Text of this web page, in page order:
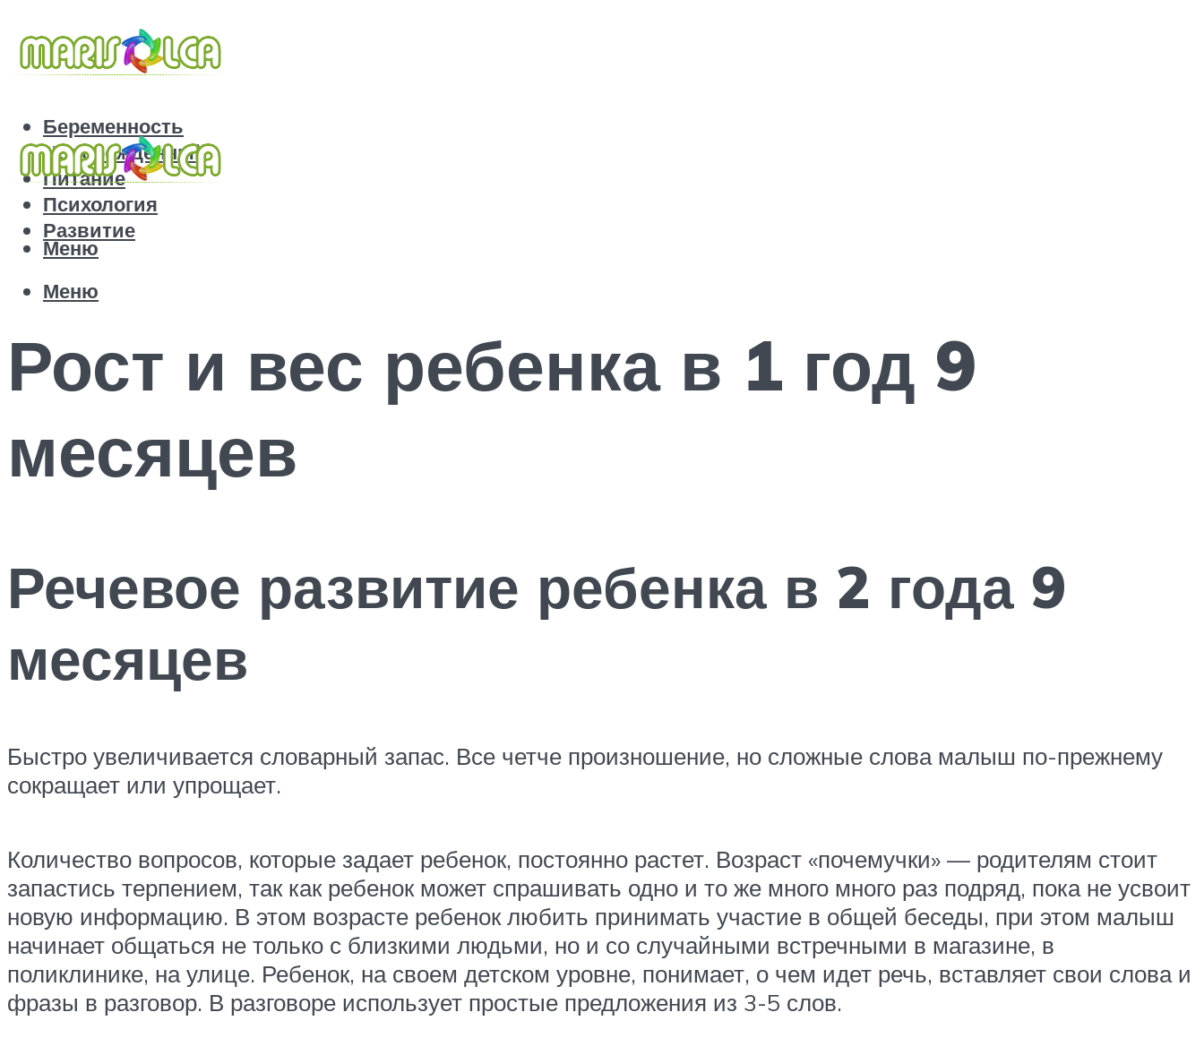
Беременность
Новорожденный
Питание
Психология
Развитие
Меню
Меню
Рост и вес ребенка в 1 год 9
месяцев
Речевое развитие ребенка в 2 года 9
месяцев
Быстро увеличивается словарный запас. Все четче произношение, но сложные слова малыш по-прежнему
сокращает или упрощает.
Количество вопросов, которые задает ребенок, постоянно растет. Возраст «почемучки» — родителям стоит
запастись терпением, так как ребенок может спрашивать одно и то же много много раз подряд, пока не усвоит
новую информацию. В этом возрасте ребенок любить принимать участие в общей беседы, при этом малыш
начинает общаться не только с близкими людьми, но и со случайными встречными в магазине, в
поликлинике, на улице. Ребенок, на своем детском уровне, понимает, о чем идет речь, вставляет свои слова и
фразы в разговор. В разговоре использует простые предложения из 3-5 слов.